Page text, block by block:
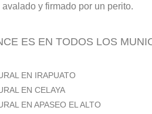
y firmado por un perito.
ES EN TODOS LOS
EN IRAPUATO
EN CELAYA
EN APASEO EL ALTO